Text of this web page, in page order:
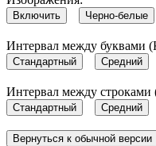
Включить Черно-белые
Интервал между буквами
Стандартный Средний
Интервал между
Стандартный Средний
Вернуться к обычной версии